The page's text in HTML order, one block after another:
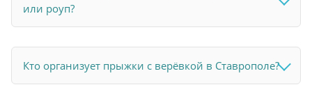
или роуп?
Кто организует прыжки с верёвкой в Ставрополе?